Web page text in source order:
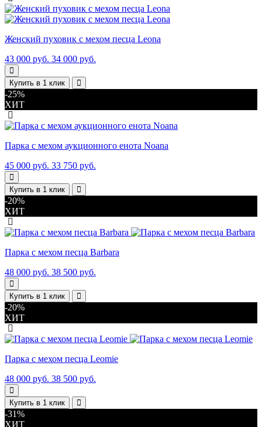
Женский пуховик с мехом песца Leona
43 000 руб. 34 000 руб.
Купить в 1 клик
-25%
ХИТ
Парка с мехом аукционного енота Noana
45 000 руб. 33 750 руб.
Купить в 1 клик
-20%
ХИТ
Парка с мехом песца Barbara
48 000 руб. 38 500 руб.
Купить в 1 клик
-20%
ХИТ
Парка с мехом песца Leomie
48 000 руб. 38 500 руб.
Купить в 1 клик
-31%
ХИТ